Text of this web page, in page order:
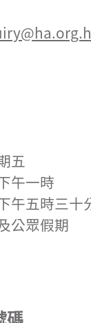
五
午一時
午五時三十
公眾假期
碼